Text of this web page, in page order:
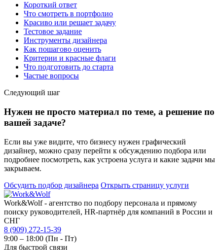
Короткий ответ
Что смотреть в портфолио
Красиво или решает задачу
Тестовое задание
Инструменты дизайнера
Как пошагово оценить
Критерии и красные флаги
Что подготовить до старта
Частые вопросы
Следующий шаг
Нужен не просто материал по теме, а решение по
вашей задаче?
Если вы уже видите, что бизнесу нужен графический
дизайнер, можно сразу перейти к обсуждению подбора или
подробнее посмотреть, как устроена услуга и какие задачи мы
закрываем.
Обсудить подбор дизайнера Открыть страницу услуги
Work&Wolf - агентство по подбору персонала и прямому
поиску руководителей, HR-партнёр для компаний в России и
СНГ
8 (909) 272-15-39
9:00 – 18:00 (Пн - Пт)
Для быстрой связи